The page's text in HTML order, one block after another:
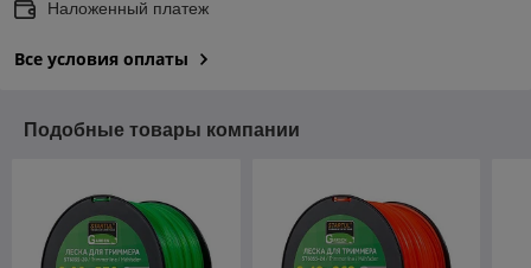
Наложенный платеж
Все условия оплаты
Подобные товары компании